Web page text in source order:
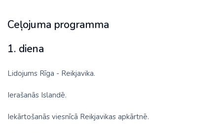
Ceļojuma programma
1. diena
Lidojums Rīga - Reikjavika.
Ierašanās Islandē.
Iekārtošanās viesnīcā Reikjavikas apkārtnē.